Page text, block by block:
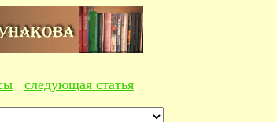
следующая статья